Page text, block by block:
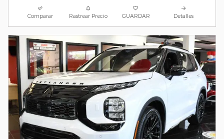
Comparar Rastrear Precio GUARDAR Detalles